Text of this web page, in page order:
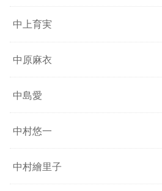
中上育実
中原麻衣
中島愛
中村悠一
中村繪里子